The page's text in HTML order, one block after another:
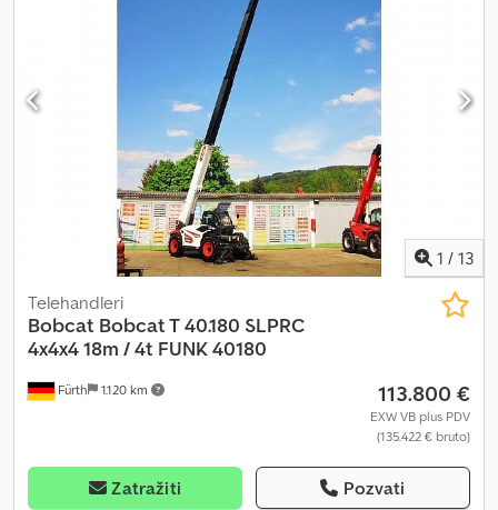
1 / 13
Fürth 1.120 km
Telehandleri
Bobcat Bobcat T 40.180 SLPRC
4x4x4 18m / 4t FUNK 40180
113.800 €
EXW VB plus PDV
(135.422 € bruto)
Zatražiti Pozvati